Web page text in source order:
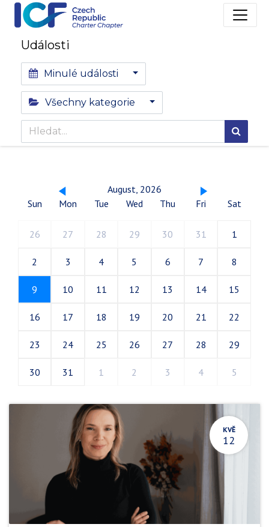
Události
Minulé události
Všechny kategorie
August, 2026
Sun
Mon Tue Wed Thu Fri Sat
26 27 28 29 30 31 1
2 3 4 5 6 7 8
9 10 11 12 13 14 15
16 17 18 19 20 21 22
23 24 25 26 27 28 29
30 31 1 2 3 4 5
KVĚ
12